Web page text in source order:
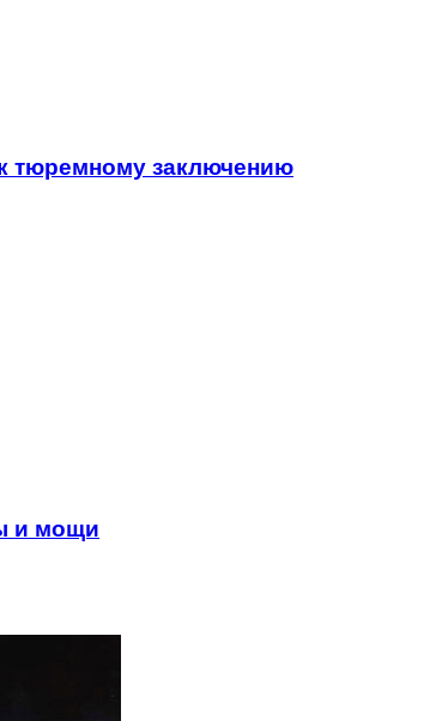
тюремному заключению
и мощи